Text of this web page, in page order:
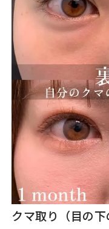
クマ取り（目の